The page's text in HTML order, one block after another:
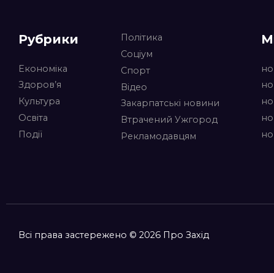
Рубрики
Економіка
Здоров’я
Культура
Освіта
Події
Політика
Соціум
Спорт
Відео
Закарпатські новини
Втрачений Ужгород
Рекламодавцям
Всі права застережено © 2026 Про Захід